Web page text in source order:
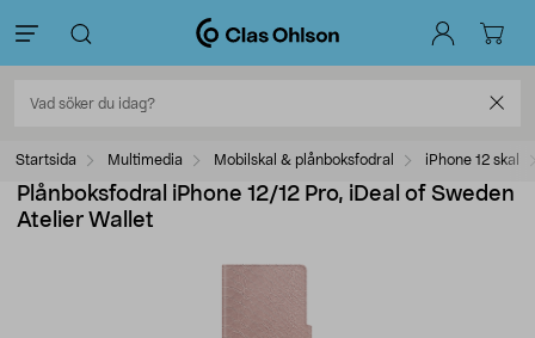
Startsida Multimedia Mobilskal & plånboksfodral iPhone 12 skal
Plånboksfodral iPhone 12/12 Pro, iDeal of Sweden
Atelier Wallet